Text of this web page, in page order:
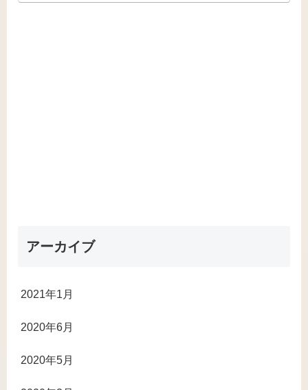
アーカイブ
2021年1月
2020年6月
2020年5月